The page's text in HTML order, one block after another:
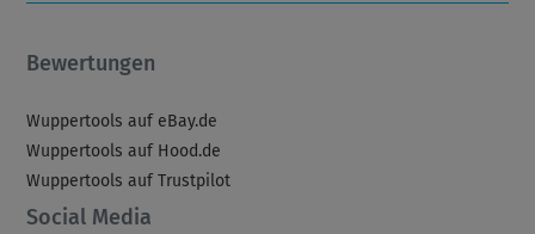
Bewertungen
Wuppertools auf eBay.de
Wuppertools auf Hood.de
Wuppertools auf Trustpilot
Social Media